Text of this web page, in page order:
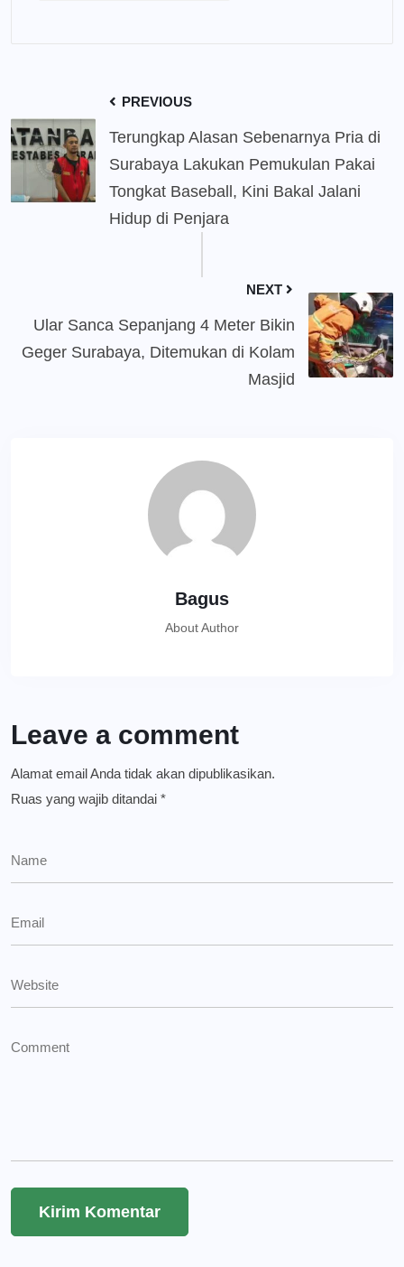
PREVIOUS
Terungkap Alasan Sebenarnya Pria di
Surabaya Lakukan Pemukulan Pakai
Tongkat Baseball, Kini Bakal Jalani
Hidup di Penjara
NEXT
Ular Sanca Sepanjang 4 Meter Bikin
Geger Surabaya, Ditemukan di Kolam
Masjid
Bagus
About Author
Leave a comment
Alamat email Anda tidak akan dipublikasikan.
Ruas yang wajib ditandai *